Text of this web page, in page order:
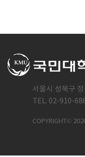
서울시 성북구
TEL. 02-910-
COPYRIGHT©